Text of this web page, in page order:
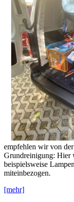
empfehlen wir von
Grundreinigung: Hier
beispielsweise
miteinbezogen.
[mehr]